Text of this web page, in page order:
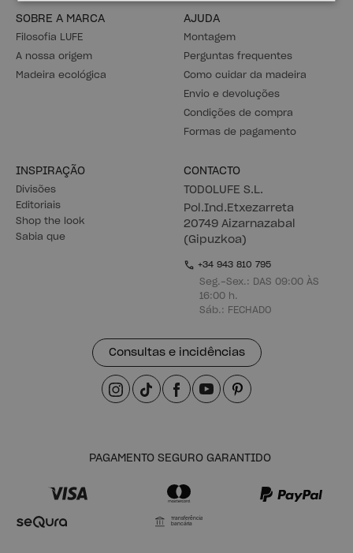
SOBRE A MARCA
Filosofia LUFE
A nossa origem
Madeira ecológica
AJUDA
Montagem
Perguntas frequentes
Como cuidar da madeira
Envio e devoluções
Condições de compra
Formas de pagamento
INSPIRAÇÃO
Divisões
Editoriais
Shop the look
Sabia que
CONTACTO
TODOLUFE S.L.
Pol.Ind.Etxezarreta
20749 Aizarnazabal
(Gipuzkoa)
+34 943 810 795
Seg.-Sex.: DAS 09:00 ÀS
16:00 h.
Sáb.: FECHADO
Consultas e incidências
PAGAMENTO SEGURO GARANTIDO
Transferência
bancária